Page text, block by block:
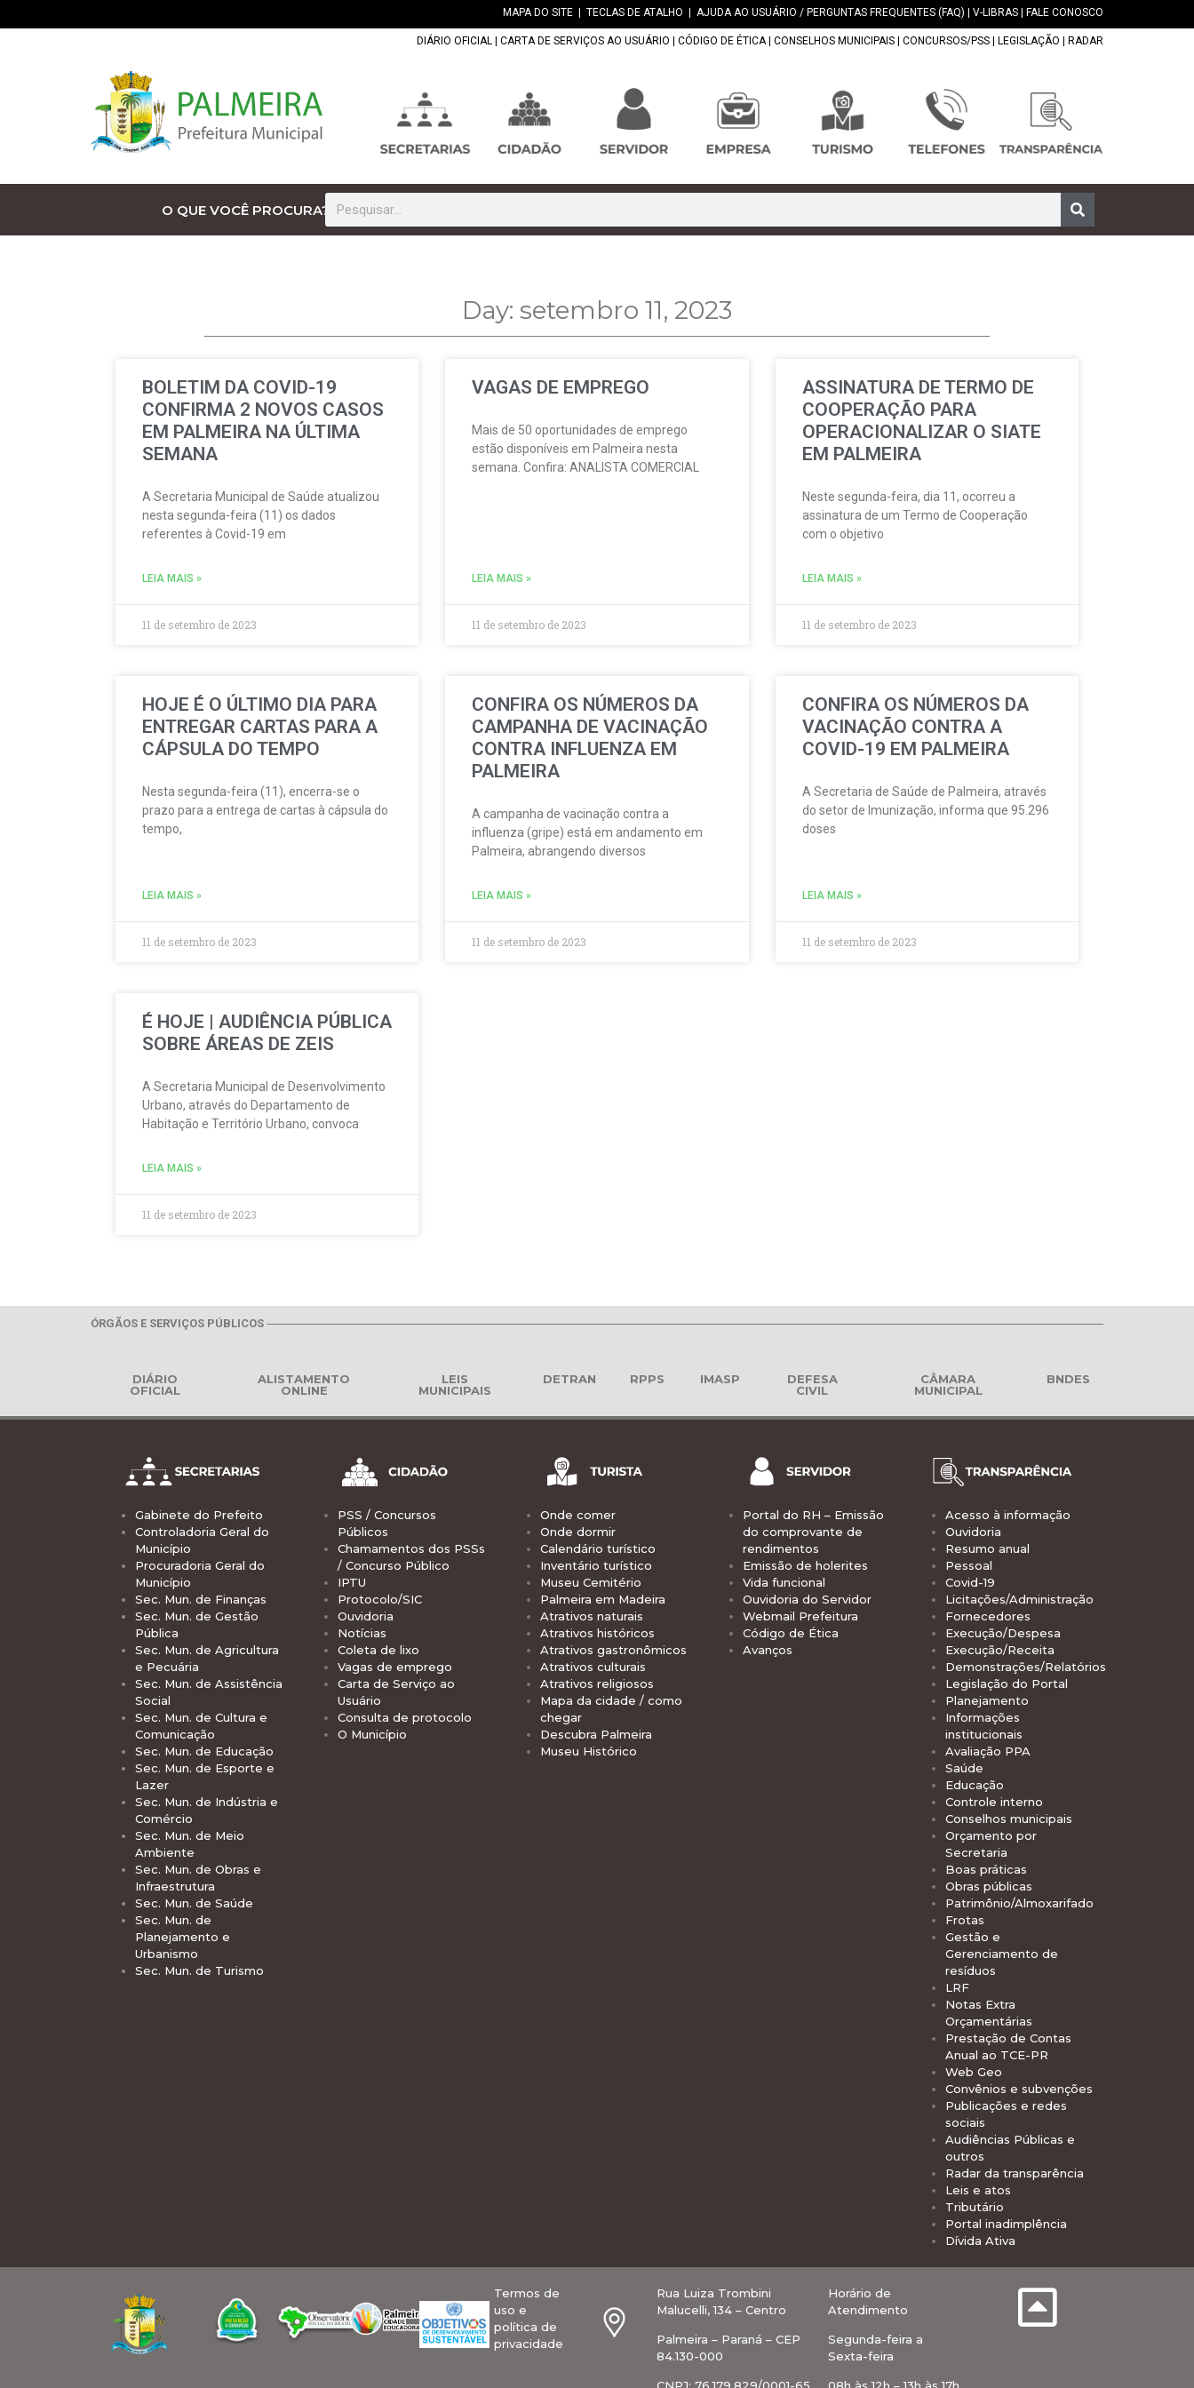
MAPA DO SITE TECLAS DE ATALHO AJUDA AO USUÁRIO / PERGUNTAS FREQUENTES (FAQ) V-LIBRAS FALE CONOSCO
DIÁRIO OFICIAL CARTA DE SERVIÇOS AO USUÁRIO CÓDIGO DE ÉTICA| CONSELHOS MUNICIPAIS CONCURSOS/PSS LEGISLAÇÃO RADAR
O QUE VOCÊ PROCURA?
Day: setembro 11, 2023
BOLETIM DA COVID-19
CONFIRMA 2 NOVOS CASOS
EM PALMEIRA NA ÚLTIMA
SEMANA
A Secretaria Municipal de Saúde atualizou
nesta segunda-feira (11) os dados
referentes à Covid-19 em
LEIA MAIS »
11 de setembro de 2023
VAGAS DE EMPREGO
Mais de 50 oportunidades de emprego
estão disponíveis em Palmeira nesta
semana. Confira: ANALISTA COMERCIAL
LEIA MAIS »
11 de setembro de 2023
ASSINATURA DE TERMO DE
COOPERAÇÃO PARA
OPERACIONALIZAR O SIATE
EM PALMEIRA
Neste segunda-feira, dia 11, ocorreu a
assinatura de um Termo de Cooperação
com o objetivo
LEIA MAIS »
11 de setembro de 2023
HOJE É O ÚLTIMO DIA PARA
ENTREGAR CARTAS PARA A
CÁPSULA DO TEMPO
Nesta segunda-feira (11), encerra-se o
prazo para a entrega de cartas à cápsula do
tempo,
LEIA MAIS »
11 de setembro de 2023
CONFIRA OS NÚMEROS DA
CAMPANHA DE VACINAÇÃO
CONTRA INFLUENZA EM
PALMEIRA
A campanha de vacinação contra a
influenza (gripe) está em andamento em
Palmeira, abrangendo diversos
LEIA MAIS »
11 de setembro de 2023
CONFIRA OS NÚMEROS DA
VACINAÇÃO CONTRA A
COVID-19 EM PALMEIRA
A Secretaria de Saúde de Palmeira, através
do setor de Imunização, informa que 95.296
doses
LEIA MAIS »
11 de setembro de 2023
É HOJE | AUDIÊNCIA PÚBLICA
SOBRE ÁREAS DE ZEIS
A Secretaria Municipal de Desenvolvimento
Urbano, através do Departamento de
Habitação e Território Urbano, convoca
LEIA MAIS »
11 de setembro de 2023
ÓRGÃOS E SERVIÇOS PÚBLICOS
DIÁRIO
OFICIAL
ALISTAMENTO
ONLINE
LEIS
MUNICIPAIS
DETRAN RPPS IMASP
DEFESA
CIVIL
CÂMARA
MUNICIPAL
BNDES
Gabinete do Prefeito
Controladoria Geral do
Município
Procuradoria Geral do
Município
Sec. Mun. de Finanças
Sec. Mun. de Gestão
Pública
Sec. Mun. de Agricultura
e Pecuária
Sec. Mun. de Assistência
Social
Sec. Mun. de Cultura e
Comunicação
Sec. Mun. de Educação
Sec. Mun. de Esporte e
Lazer
Sec. Mun. de Indústria e
Comércio
Sec. Mun. de Meio
Ambiente
Sec. Mun. de Obras e
Infraestrutura
Sec. Mun. de Saúde
Sec. Mun. de
Planejamento e
Urbanismo
Sec. Mun. de Turismo
PSS / Concursos
Públicos
Chamamentos dos PSSs
/ Concurso Público
IPTU
Protocolo/SIC
Ouvidoria
Notícias
Coleta de lixo
Vagas de emprego
Carta de Serviço ao
Usuário
Consulta de protocolo
O Município
Onde comer
Onde dormir
Calendário turístico
Inventário turístico
Museu Cemitério
Palmeira em Madeira
Atrativos naturais
Atrativos históricos
Atrativos gastronômicos
Atrativos culturais
Atrativos religiosos
Mapa da cidade / como
chegar
Descubra Palmeira
Museu Histórico
Portal do RH – Emissão
do comprovante de
rendimentos
Emissão de holerites
Vida funcional
Ouvidoria do Servidor
Webmail Prefeitura
Código de Ética
Avanços
Acesso à informação
Ouvidoria
Resumo anual
Pessoal
Covid-19
Licitações/Administração
Fornecedores
Execução/Despesa
Execução/Receita
Demonstrações/Relatórios
Legislação do Portal
Planejamento
Informações
institucionais
Avaliação PPA
Saúde
Educação
Controle interno
Conselhos municipais
Orçamento por
Secretaria
Boas práticas
Obras públicas
Patrimônio/Almoxarifado
Frotas
Gestão e
Gerenciamento de
resíduos
LRF
Notas Extra
Orçamentárias
Prestação de Contas
Anual ao TCE-PR
Web Geo
Convênios e subvenções
Publicações e redes
sociais
Audiências Públicas e
outros
Radar da transparência
Leis e atos
Tributário
Portal inadimplência
Dívida Ativa
Termos de
uso e
política de
privacidade
Rua Luiza Trombini
Malucelli, 134 – Centro
Palmeira – Paraná – CEP
84.130-000
Horário de
Atendimento
Segunda-feira a
Sexta-feira